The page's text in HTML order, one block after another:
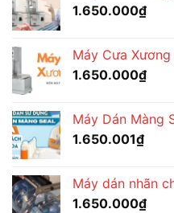
1.650.000₫
Máy Cưa
1.650.000₫
Máy Dán Màng
1.650.001₫
Máy dán nhãn
1.650.000₫